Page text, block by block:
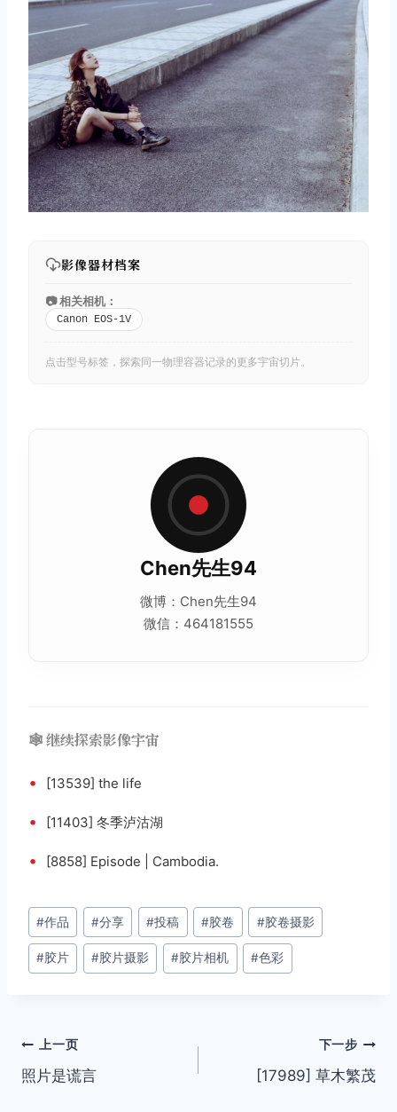
影像器材档案
📷 相关相机：
Canon EOS-1V
点击型号标签，探索同一物理容器记录的更多宇宙切片。
Chen先生94
微博：Chen先生94
微信：464181555
🕸️ 继续探索影像宇宙
• [13539] the life
• [11403] 冬季泸沽湖
• [8858] Episode | Cambodia.
文
章
标
#作品 #分享 #投稿 #胶卷 #胶卷摄影
#胶片 #胶片摄影 #胶片相机 #色彩
文
章
上一页
照片是谎言
下一步
[17989] 草木繁茂